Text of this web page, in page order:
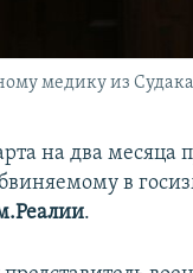
медику из
на два месяца
в
.